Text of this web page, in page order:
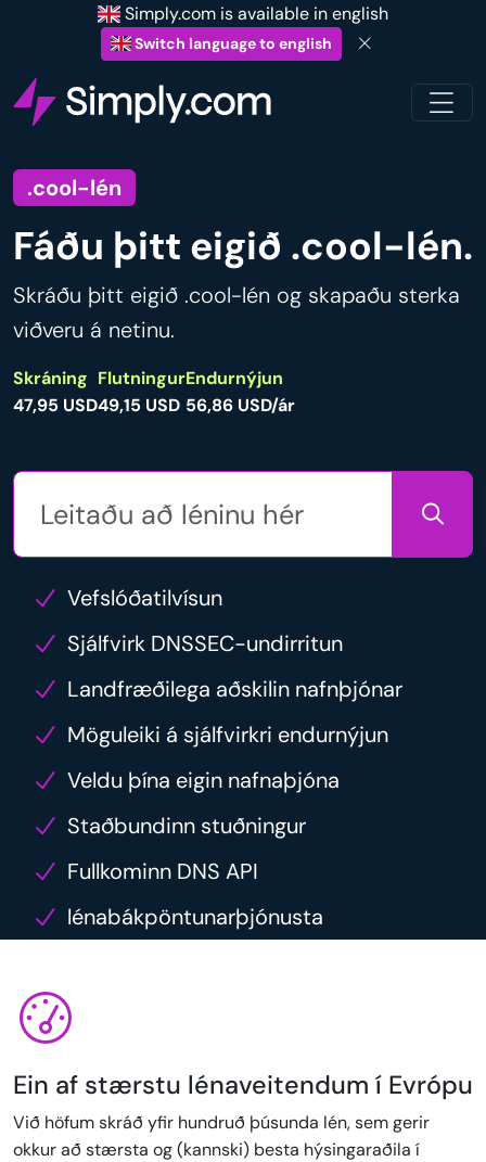
Simply.com is available in english
Switch language to english
.cool-lén
Fáðu þitt eigið .cool-lén.
Skráðu þitt eigið .cool-lén og skapaðu sterka
viðveru á netinu.
Skráning
47,95 USD
Flutningur
49,15 USD
Endurnýjun
56,86 USD/ár
Vefslóðatilvísun
Sjálfvirk DNSSEC-undirritun
Landfræðilega aðskilin nafnþjónar
Möguleiki á sjálfvirkri endurnýjun
Veldu þína eigin nafnaþjóna
Staðbundinn stuðningur
Fullkominn DNS API
lénabákpöntunarþjónusta
Ein af stærstu lénaveitendum í Evrópu
Við höfum skráð yfir hundruð þúsunda lén, sem gerir
okkur að stærsta og (kannski) besta hýsingaraðila í